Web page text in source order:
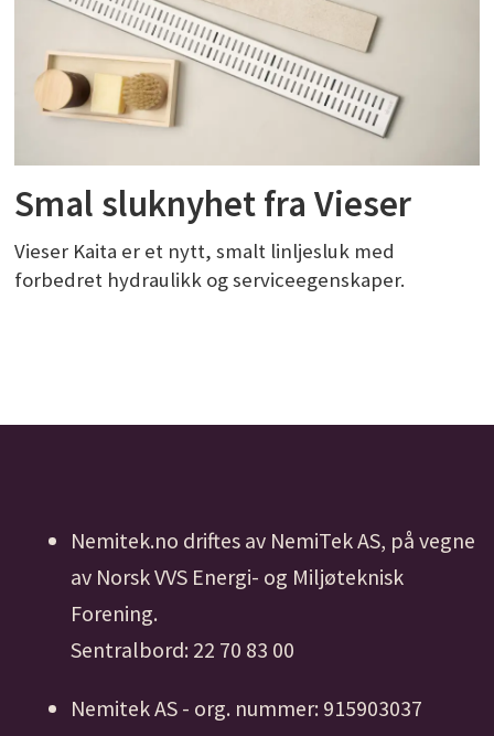
Smal sluknyhet fra Vieser
Vieser Kaita er et nytt, smalt linljesluk med
forbedret hydraulikk og serviceegenskaper.
Nemitek.no driftes av NemiTek AS, på vegne
av Norsk VVS Energi- og Miljøteknisk
Forening.
Sentralbord: 22 70 83 00
Nemitek AS - org. nummer: 915903037